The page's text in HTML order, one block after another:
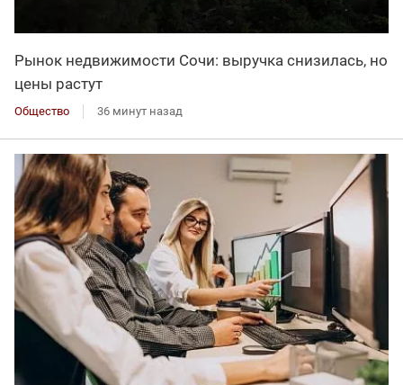
Рынок недвижимости Сочи: выручка снизилась, но
цены растут
Общество 36 минут назад